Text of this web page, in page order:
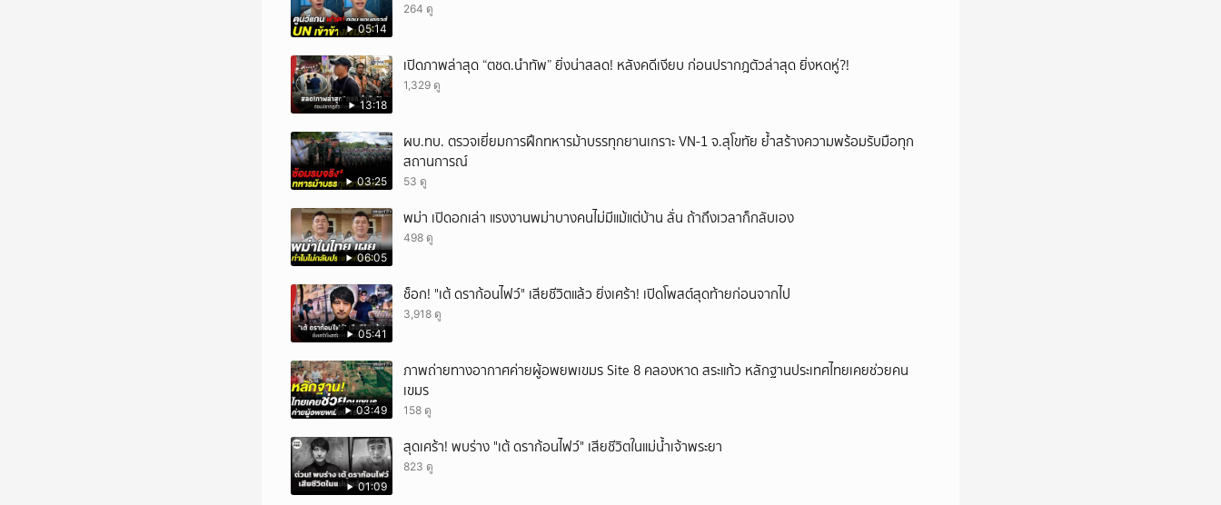
05:14
264 ดู
13:18
เปิดภาพล่าสุด “ตชด.นำทัพ” ยิ่งน่าสลด! หลังคดีเงียบ ก่อนปรากฎตัวล่าสุด ยิ่งหดหู่?!
1,329 ดู
03:25
ผบ.ทบ. ตรวจเยี่ยมการฝึกทหารม้าบรรทุกยานเกราะ VN-1 จ.สุโขทัย ย้ำสร้างความพร้อมรับมือทุก
สถานการณ์
53 ดู
06:05
พม่า เปิดอกเล่า แรงงานพม่าบางคนไม่มีแม้แต่บ้าน ลั่น ถ้าถึงเวลาก็กลับเอง
498 ดู
05:41
ช็อก! "เต้ ดราก้อนไฟว์" เสียชีวิตแล้ว ยิ่งเศร้า! เปิดโพสต์สุดท้ายก่อนจากไป
3,918 ดู
03:49
ภาพถ่ายทางอากาศค่ายผู้อพยพเขมร Site 8 คลองหาด สระแก้ว หลักฐานประเทศไทยเคยช่วยคน
เขมร
158 ดู
01:09
สุดเศร้า! พบร่าง "เต้ ดราก้อนไฟว์" เสียชีวิตในแม่น้ำเจ้าพระยา
823 ดู